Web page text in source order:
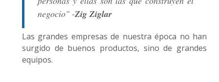
negocio" -Zig Ziglar
Las grandes empresas de nuestra época no han
surgido de buenos productos, sino de grandes
equipos.